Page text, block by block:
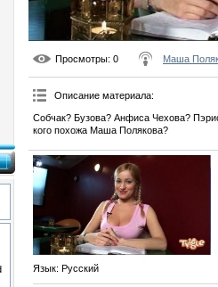
Просмотры: 0 Маша
Описание материала:
Собчак? Бузова? Анфиса Чехова?
кого похожа Маша Полякова?
Язык: Русский